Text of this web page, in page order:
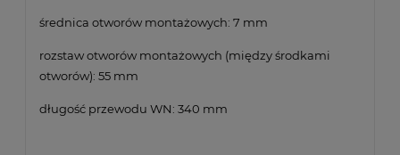
średnica otworów montażowych: 7 mm
rozstaw otworów montażowych (między środkami
otworów): 55 mm
długość przewodu WN: 340 mm